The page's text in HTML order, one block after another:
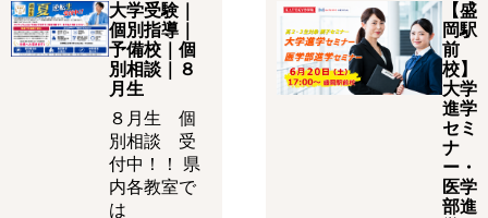
大学受験｜
個別指導｜
予備校｜個
別相談｜８
月生
８月生 個
別相談 受
付中！！ 県
内各教室で
は
【盛
岡駅
前
校】
大学
進学
セミ
ナ
ー・
医学
部進